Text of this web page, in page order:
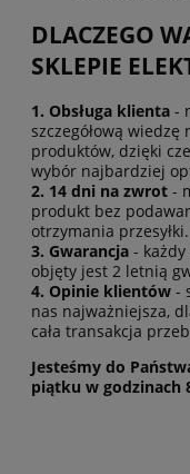
DLACZEGO
SKLEPIE
1. Obsługa klienta -
szczegółową
produktów, dzięki
wybór najbardziej
2. 14 dni na zwrot -
produkt bez
otrzymania przesyłki.
3. Gwarancja -
objęty jest 2 letnią
4. Opinie klientów -
nas najważniejsza,
cała transakcja
Jesteśmy do
piątku w godzinach